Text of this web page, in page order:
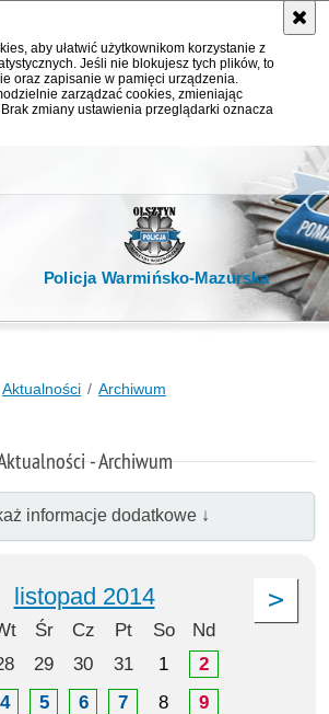
aby ułatwić użytkownikom korzystanie z
Jeśli nie blokujesz tych plików, to
oraz zapisanie w pamięci urządzenia.
zarządzać cookies, zmieniając
zmiany ustawienia przeglądarki oznacza
Policja Warmińsko-Mazurska
Aktualności Archiwum
- Archiwum
informacje dodatkowe ↓
listopad 2014
Śr Cz Pt So
Nd
29 30 31 1
2
4 5 6 7 8
9